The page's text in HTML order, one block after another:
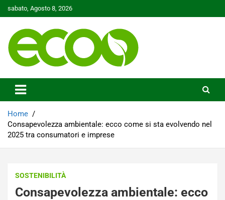
to
sabato, Agosto 8, 2026
Ecoo.it
Home
Consapevolezza ambientale: ecco come si sta evolvendo nel
2025 tra consumatori e imprese
SOSTENIBILITÀ
Consapevolezza ambientale: ecco